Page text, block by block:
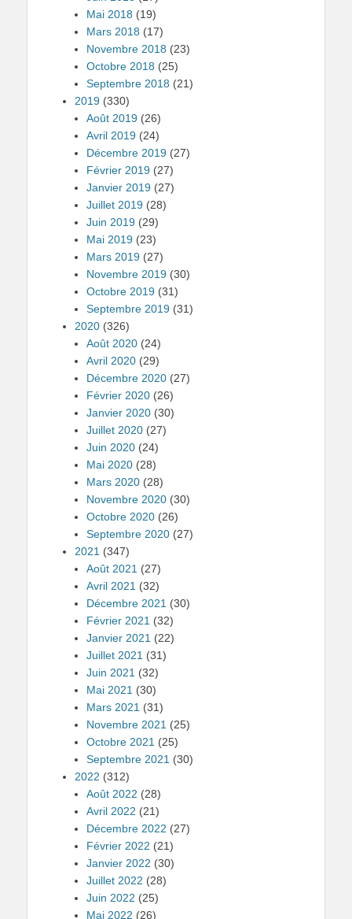
Mai 2018 (19)
Mars 2018 (17)
Novembre 2018 (23)
Octobre 2018 (25)
Septembre 2018 (21)
2019 (330)
Août 2019 (26)
Avril 2019 (24)
Décembre 2019 (27)
Février 2019 (27)
Janvier 2019 (27)
Juillet 2019 (28)
Juin 2019 (29)
Mai 2019 (23)
Mars 2019 (27)
Novembre 2019 (30)
Octobre 2019 (31)
Septembre 2019 (31)
2020 (326)
Août 2020 (24)
Avril 2020 (29)
Décembre 2020 (27)
Février 2020 (26)
Janvier 2020 (30)
Juillet 2020 (27)
Juin 2020 (24)
Mai 2020 (28)
Mars 2020 (28)
Novembre 2020 (30)
Octobre 2020 (26)
Septembre 2020 (27)
2021 (347)
Août 2021 (27)
Avril 2021 (32)
Décembre 2021 (30)
Février 2021 (32)
Janvier 2021 (22)
Juillet 2021 (31)
Juin 2021 (32)
Mai 2021 (30)
Mars 2021 (31)
Novembre 2021 (25)
Octobre 2021 (25)
Septembre 2021 (30)
2022 (312)
Août 2022 (28)
Avril 2022 (21)
Décembre 2022 (27)
Février 2022 (21)
Janvier 2022 (30)
Juillet 2022 (28)
Juin 2022 (25)
Mai 2022 (26)